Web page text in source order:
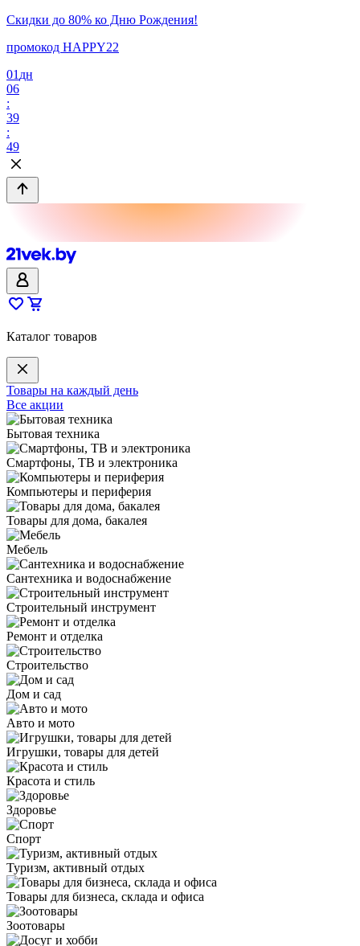
Скидки до 80% ко Дню Рождения!
промокод HAPPY22
01 дн
06
:
39
:
49
Каталог товаров
Товары на каждый день
Все акции
Бытовая техника
Смартфоны, ТВ и электроника
Компьютеры и периферия
Товары для дома, бакалея
Мебель
Сантехника и водоснабжение
Строительный инструмент
Ремонт и отделка
Строительство
Дом и сад
Авто и мото
Игрушки, товары для детей
Красота и стиль
Здоровье
Спорт
Туризм, активный отдых
Товары для бизнеса, склада и офиса
Зоотовары